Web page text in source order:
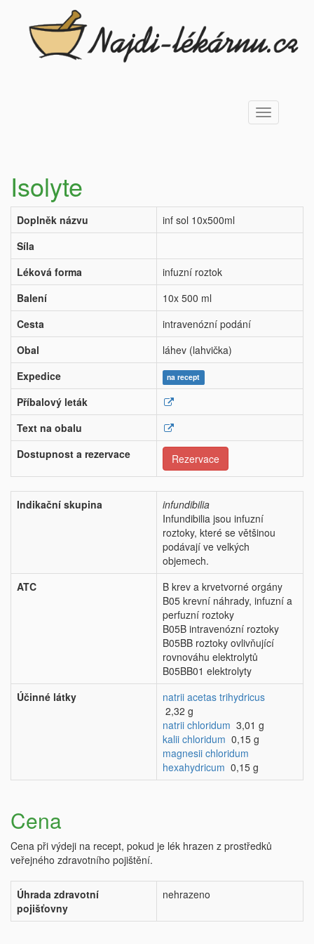
Toggle
navigation
Isolyte
Doplněk názvu
inf sol 10x500ml
Síla
Léková forma
infuzní roztok
Balení
10x 500 ml
Cesta
intravenózní podání
Obal
láhev (lahvička)
Expedice
na recept
Příbalový leták
Text na obalu
Dostupnost a rezervace
Rezervace
Indikační skupina
infundibilia
Infundibilia jsou infuzní
roztoky, které se většinou
podávají ve velkých
objemech.
ATC
B krev a krvetvorné orgány
B05 krevní náhrady, infuzní a
perfuzní roztoky
B05B intravenózní roztoky
B05BB roztoky ovlivňující
rovnováhu elektrolytů
B05BB01 elektrolyty
Účinné látky
natrii acetas trihydricus
2,32 g
natrii chloridum 3,01 g
kalii chloridum 0,15 g
magnesii chloridum
hexahydricum 0,15 g
Cena
Cena při výdeji na recept, pokud je lék hrazen z prostředků
veřejného zdravotního pojištění.
Úhrada zdravotní
pojišťovny
nehrazeno